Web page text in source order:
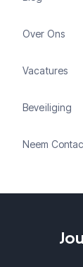
Over Ons
Vacatures
Beveiliging
Neem